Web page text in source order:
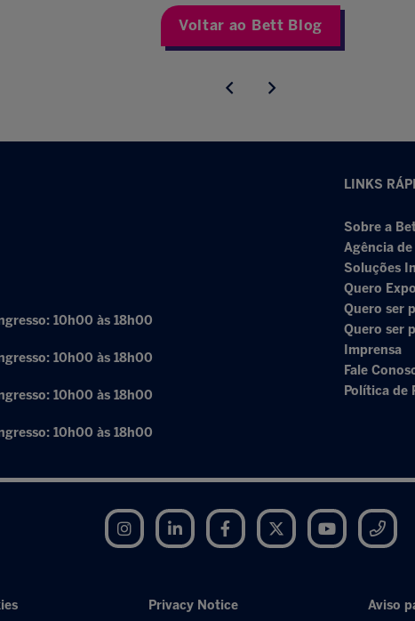
Voltar ao Bett Blog
10h00 às 18h00
10h00 às 18h00
10h00 às 18h00
10h00 às 18h00
LINKS
Sobre a
Agência de
Soluções
Quero
Quero ser
Quero ser
Imprensa
Fale
Política de
Instagram LinkedIn Facebook Twitter YouTube
Privacy Notice Aviso